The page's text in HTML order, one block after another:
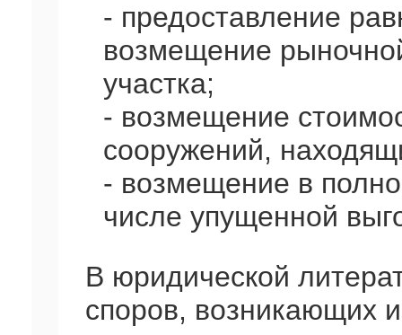
- предоставление
возмещение
участка;
- возмещение
сооружений,
- возмещение в
числе упущенной
В юридической
споров, возникающих